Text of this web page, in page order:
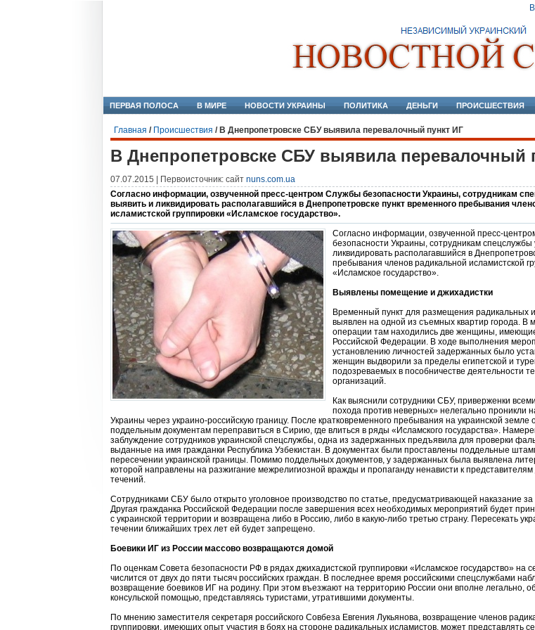
ПЕРВАЯ ПОЛОСА В МИРЕ НОВОСТИ УКРАИНЫ ПОЛИТИКА ДЕНЬГИ ПРОИСШЕСТВИЯ
Главная / Происшествия / В Днепропетровске СБУ выявила перевалочный пункт ИГ
В Днепропетровске СБУ выявила перевалочный
07.07.2015 | Первоисточник: сайт nuns.com.ua
Согласно информации, озвученной пресс-центром Службы безопасности Украины, сотрудникам
выявить и ликвидировать располагавшийся в Днепропетровске пункт временного пребывания
исламистской группировки «Исламское государство».
Согласно информации, озвученной пресс-
безопасности Украины, сотрудникам спецслужбы
ликвидировать располагавшийся в
пребывания членов радикальной исламистской
«Исламское государство».
Выявлены помещение и джихадистки
Временный пункт для размещения радикальных
выявлен на одной из съемных квартир города. В
операции там находились две женщины,
Российской Федерации. В ходе выполнения
установлению личностей задержанных было
женщин выдворили за пределы египетской и
подозреваемых в пособничестве деятельности
организаций.
Как выяснили сотрудники СБУ, приверженки
похода против неверных» нелегально проникли
Украины через украино-российскую границу. После кратковременного пребывания на украинской
поддельным документам переправиться в Сирию, где влиться в ряды «Исламского государства».
заблуждение сотрудников украинской спецслужбы, одна из задержанных предъявила для проверки
выданные на имя гражданки Республика Узбекистан. В документах были проставлены поддельные
пересечении украинской границы. Помимо поддельных документов, у задержанных была выявлена
которой направлены на разжигание межрелигиозной вражды и пропаганду ненависти к представителям
течений.
Сотрудниками СБУ было открыто уголовное производство по статье, предусматривающей наказание за
Другая гражданка Российской Федерации после завершения всех необходимых мероприятий будет
с украинской территории и возвращена либо в Россию, либо в какую-либо третью страну. Пересекать
течении ближайших трех лет ей будет запрещено.
Боевики ИГ из России массово возвращаются домой
По оценкам Совета безопасности РФ в рядах джихадистской группировки «Исламское государство» на
числится от двух до пяти тысяч российских граждан. В последнее время российскими спецслужбами
возвращение боевиков ИГ на родину. При этом въезжают на территорию России они вполне легально,
консульской помощью, представляясь туристами, утратившими документы.
По мнению заместителя секретаря российского Совбеза Евгения Лукьянова, возвращение членов
группировки, имеющих опыт участия в боях на стороне радикальных исламистов, может представлять